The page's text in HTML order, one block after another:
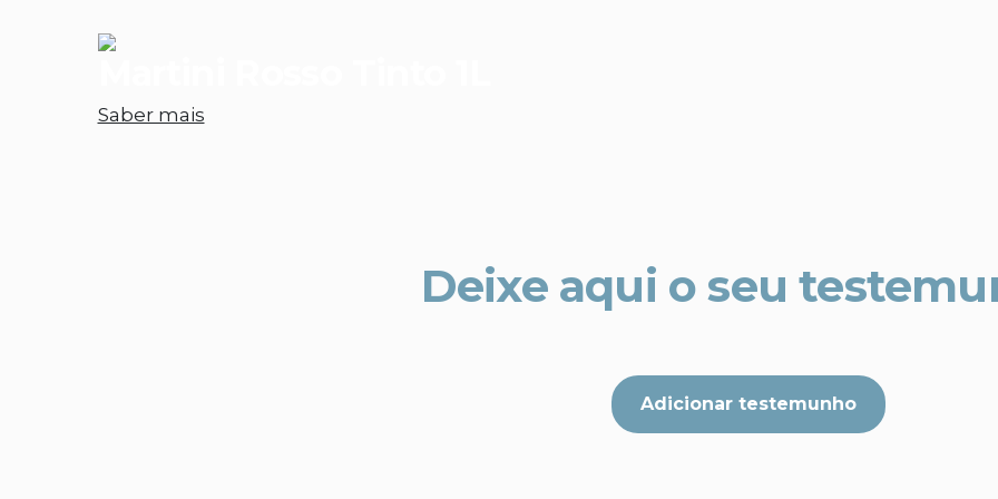
Saber mais
Deixe aqui o seu
Adicionar testemunho